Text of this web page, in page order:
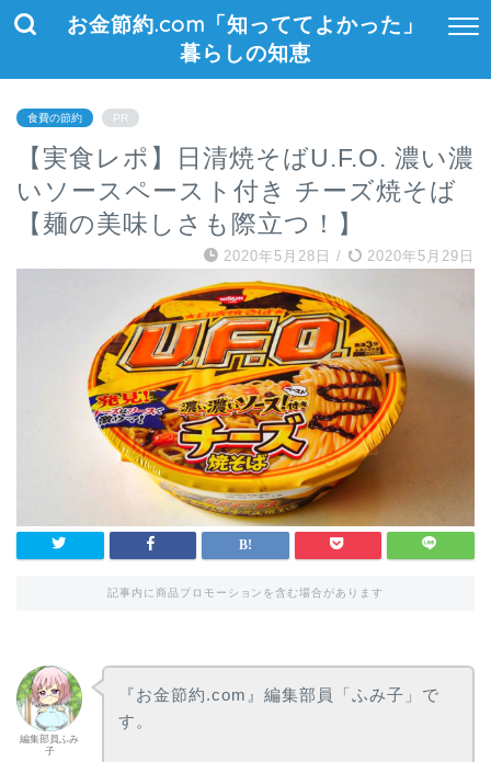
お金節約.com「知っててよかった」
暮らしの知恵
食費の節約 PR
【実食レポ】日清焼そばU.F.O. 濃い濃
いソースペースト付き チーズ焼そば
【麺の美味しさも際立つ！】
2020年5月28日 / 2020年5月29日
記事内に商品プロモーションを含む場合があります
編集部員ふみ
子
『お金節約.com』編集部員「ふみ子」で
す。